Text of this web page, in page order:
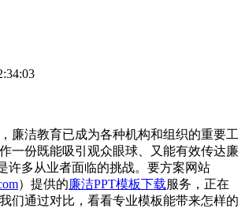
廉洁教育已成为各种机构和组织的重要工
一份既能吸引观众眼球、又能有效传达廉
许多从业者面临的挑战。要方案网站
）提供的廉洁PPT模板下载服务，正在
们通过对比，看看专业模板能带来怎样的